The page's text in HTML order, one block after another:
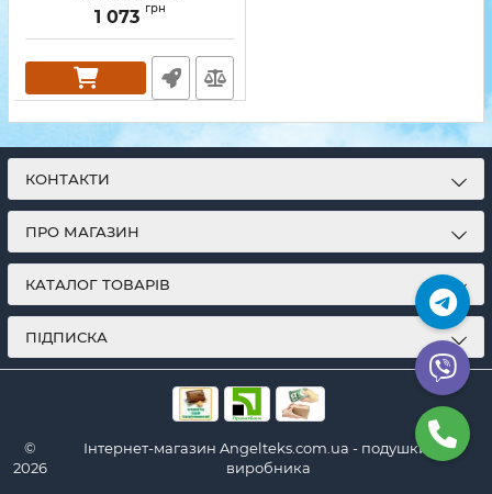
1 073 грн
КОНТАКТИ
ПРО МАГАЗИН
КАТАЛОГ ТОВАРІВ
ПІДПИСКА
©
2026
Інтернет-магазин Angelteks.com.ua - подушки від
виробника